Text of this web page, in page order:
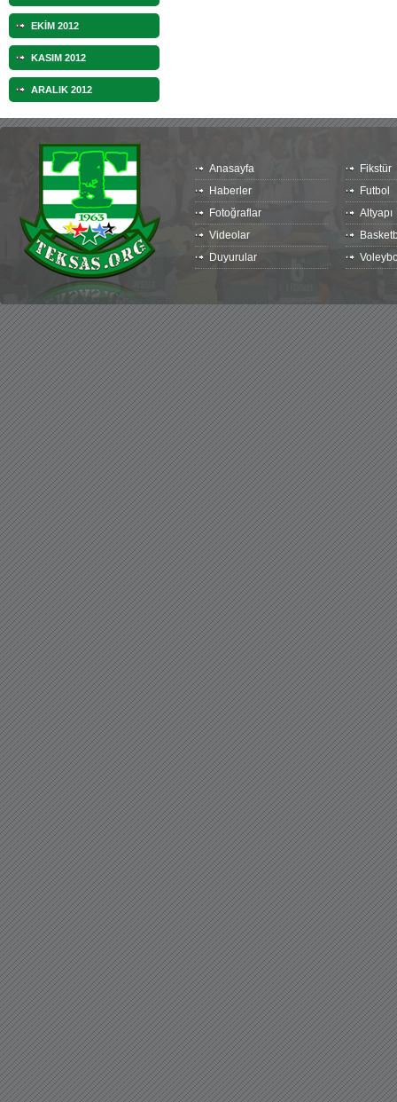
EKİM 2012
KASIM 2012
ARALIK 2012
Anasayfa
Haberler
Fotoğraflar
Videolar
Duyurular
Fikstür
Futbol
Altyapı